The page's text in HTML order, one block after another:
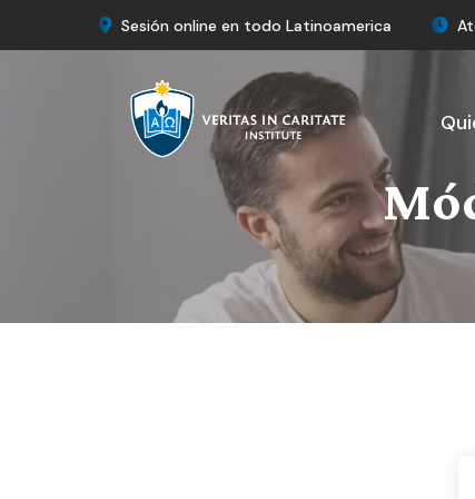
Sesión online en todo Latinoamerica